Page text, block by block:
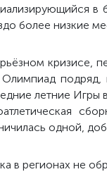
в
более низкие
кризисе,
Олимпиад
летние Игры
одной,
в регионах не